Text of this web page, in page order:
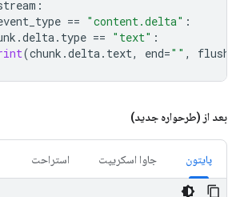
:
== "content.delta" :
.delta. type == "text" :
(chunk .delta. text, end="" , flush
بعد از (طرحواره جدید)
پایتون جاوا اسکریپت استراحت